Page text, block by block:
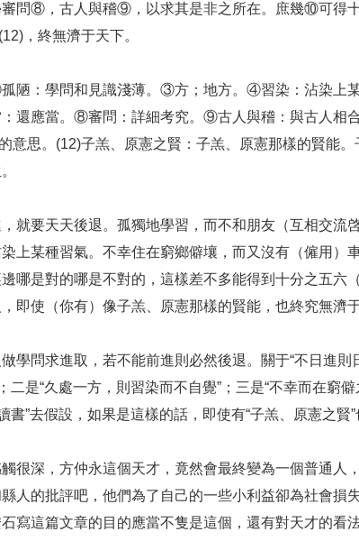
⑧，古人與稽⑨，以求其是非之所在。庶幾⑩可得十
，終無濟于天下。
陋：學問和見識淺薄。③方；地方。④習染：沾染上
還應當。⑧審問：詳細考究。⑨古人與稽：與古人相
意思。(12)子羔、原憲之賢：子羔、原憲那樣的賢能
就要天天後退。孤獨地學習，而不和朋友（互相交流
上某種習氣。不幸住在窮鄉僻壤，而又沒有（僱用）
哪是對的哪是不對的，這樣差不多能得到十分之五六
即使（你有）像子羔、原憲那樣的賢能，也終究無濟于
學問求進取，若不能前進則必然後退。關于“不日進則
二是“久處一方，則習染而不自覺”；三是“不幸而在窮
”去假設，如果是這樣的話，即使有“子羔、原憲之賢”
很深，方仲永這個天才，竟然會最終變為一個普通人
人的批評吧，他們為了自己的一些小利益卻為社會損
寫這篇文章的目的應當不隻是這個，還有對天才的看